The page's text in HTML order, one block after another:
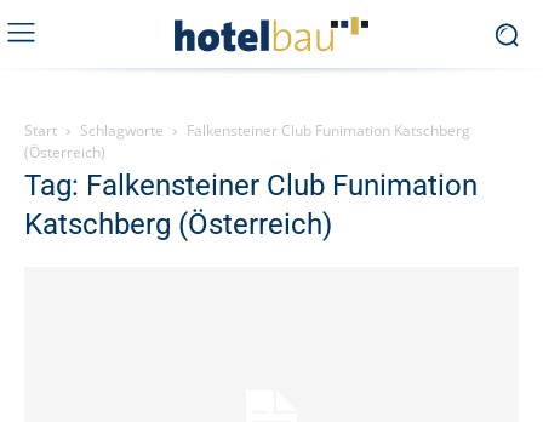
Start Schlagworte
Falkensteiner Club Funimation Katschberg
(Österreich)
Tag: Falkensteiner Club Funimation
Katschberg (Österreich)